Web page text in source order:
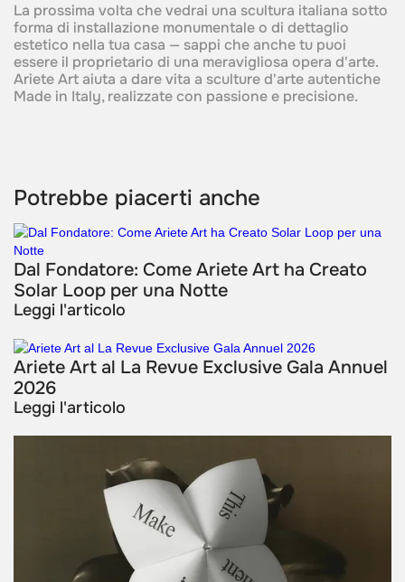
La prossima volta che vedrai una scultura italiana sotto
forma di installazione monumentale o di dettaglio
estetico nella tua casa — sappi che anche tu puoi
essere il proprietario di una meravigliosa opera d'arte.
Ariete Art aiuta a dare vita a sculture d'arte autentiche
Made in Italy, realizzate con passione e precisione.
Potrebbe piacerti anche
Dal Fondatore: Come Ariete Art ha Creato
Solar Loop per una Notte
Leggi l'articolo
Ariete Art al La Revue Exclusive Gala Annuel
2026
Leggi l'articolo